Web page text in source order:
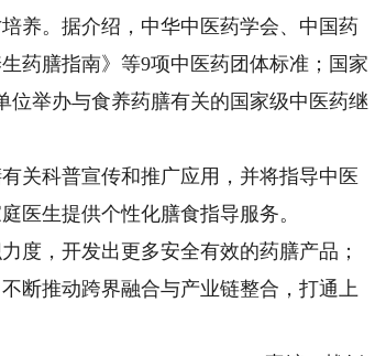
。据介绍，中华中医药学会、中国药
药膳指南》等9项中医药团体标准；国家
位举办与食养药膳有关的国家级中医药继
科普宣传和推广应用，并将指导中医
医生提供个性化膳食指导服务。
，开发出更多安全有效的药膳产品；
断推动跨界融合与产业链整合，打通上